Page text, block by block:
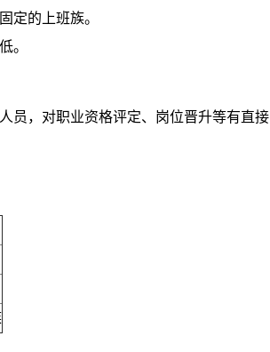
定的上班族。
。
员，对职业资格评定、岗位晋升等有直接